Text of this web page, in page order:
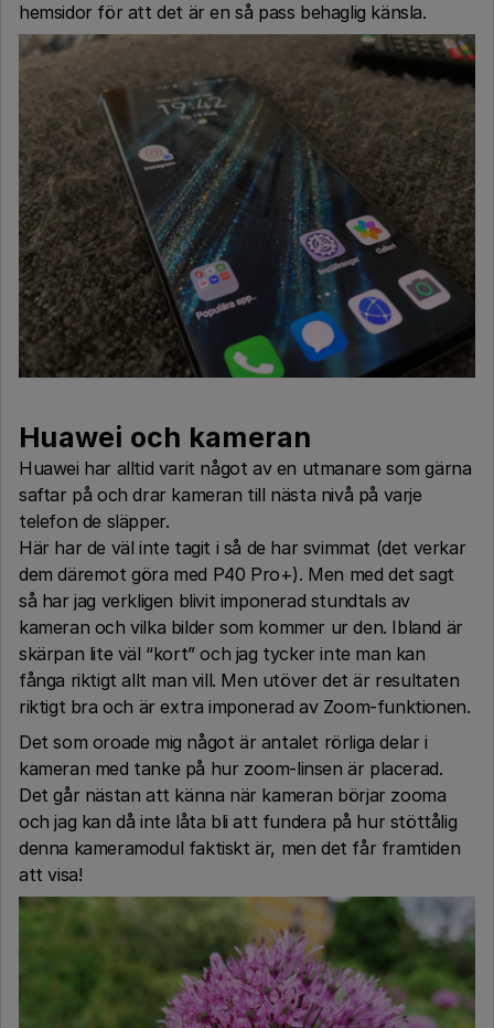
hemsidor för att det är en så pass behaglig känsla.
Huawei och kameran
Huawei har alltid varit något av en utmanare som gärna
saftar på och drar kameran till nästa nivå på varje
telefon de släpper.
Här har de väl inte tagit i så de har svimmat (det verkar
dem däremot göra med P40 Pro+). Men med det sagt
så har jag verkligen blivit imponerad stundtals av
kameran och vilka bilder som kommer ur den. Ibland är
skärpan lite väl “kort” och jag tycker inte man kan
fånga riktigt allt man vill. Men utöver det är resultaten
riktigt bra och är extra imponerad av Zoom-funktionen.
Det som oroade mig något är antalet rörliga delar i
kameran med tanke på hur zoom-linsen är placerad.
Det går nästan att känna när kameran börjar zooma
och jag kan då inte låta bli att fundera på hur stöttålig
denna kameramodul faktiskt är, men det får framtiden
att visa!